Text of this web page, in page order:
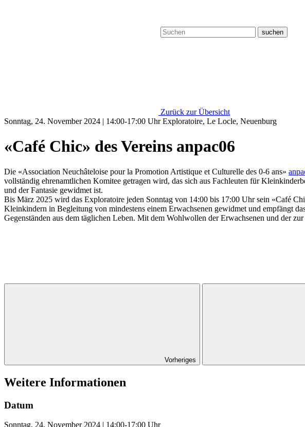
suchen
Zurück zur Übersicht
Sonntag, 24. November 2024 | 14:00-17:00 Uhr Exploratoire, Le Locle, Neuenburg
«Café Chic» des Vereins anpac06
Die «Association Neuchâteloise pour la Promotion Artistique et Culturelle des 0-6 ans»
vollständig ehrenamtlichen Komitee getragen wird, das sich aus Fachleuten für
und der Fantasie gewidmet ist.
Bis März 2025 wird das Exploratoire jeden Sonntag von 14:00 bis 17:00 Uhr sein «Café
Kleinkindern in Begleitung von mindestens einem Erwachsenen gewidmet und empfängt
Gegenständen aus dem täglichen Leben. Mit dem Wohlwollen der Erwachsenen und der
Vorheriges
Weitere Informationen
Datum
Sonntag, 24. November 2024 | 14:00-17:00 Uhr